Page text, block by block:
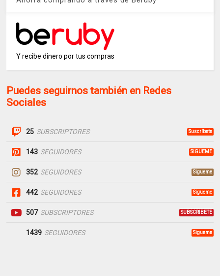
Y recibe dinero por tus compras
Puedes seguirnos también en Redes
Sociales
25 SUBSCRIPTORES Suscríbete
143 SEGUIDORES SIGUEME
352 SEGUIDORES Sigueme
442 SEGUIDORES Sigueme
507 SUBSCRIPTORES SUBSCRIBETE
1439 SEGUIDORES Sigueme